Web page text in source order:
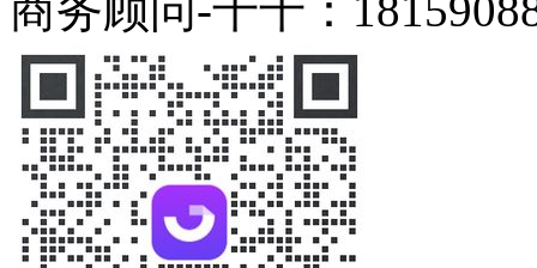
商务顾问-千千：